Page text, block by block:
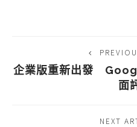
企業版重新出發
面
NEXT